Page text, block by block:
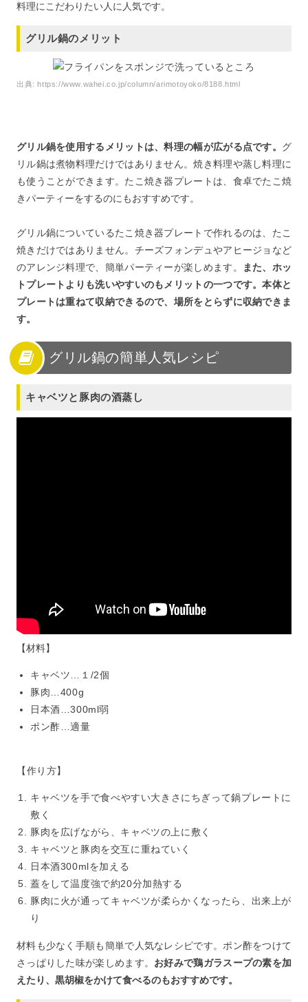
料理にこだわりたい人に人気です。
グリル鍋のメリット
出典:https://www.wahei.co.jp/column/arimotoyoko/8188.html
グリル鍋を使用するメリットは、料理の幅が広がる点です。 グ
リル鍋は煮物料理だけではありません。焼き料理や蒸し料理に
も使うことができます。たこ焼き器プレートは、食卓でたこ焼
きパーティーをするのにもおすすめです。
グリル鍋についているたこ焼き器プレートで作れるのは、たこ
焼きだけではありません。チーズフォンデュやアヒージョなど
のアレンジ料理で、簡単パーティーが楽しめます。
また、ホッ
トプレートよりも洗いやすいのもメリットの一つです。本体と
プレートは重ねて収納できるので、場所をとらずに収納できま
す。
グリル鍋の簡単人気レシピ
キャベツと豚肉の酒蒸し
【材料】
キャベツ…１/2個
豚肉…400g
日本酒…300ml弱
ポン酢…適量
【作り方】
キャベツを手で食べやすい大きさにちぎって鍋プレートに
敷く
豚肉を広げながら、キャベツの上に敷く
キャベツと豚肉を交互に重ねていく
日本酒300mlを加える
蓋をして温度強で約20分加熱する
豚肉に火が通ってキャベツが柔らかくなったら、出来上が
り
材料も少なく手順も簡単で人気なレシピです。ポン酢をつけて
さっぱりした味が楽しめます。 お好みで鶏ガラスープの素を加
えたり、黒胡椒をかけて食べるのもおすすめです。